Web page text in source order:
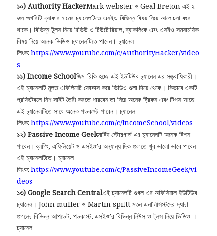
১০) Authority HackerMark webster ও Geal Breton এই ২
জন অথরিটি হ্যাকার নামের চ্যানেলটিতে এসইও বিভিন্ন বিষয় নিয়ে আলোচনা করে
থাকে। বিভিন্ন টুলস নিয়ে রিভিউ ও টিউটোরিয়াল, ব্যাকলিংক এবং এসইও সমসাময়িক
বিষয় নিয়ে অনেক ভিডিও চ্যানেলটিতে পাবেন। চ্যানেল
লিংক: https://www.youtube.com/c/AuthorityHacker/video
s
১১) Income Schoolজিম-রিকি হচ্ছে এই ইউটিউব চ্যানেল এর সত্ত্বাধিকারী।
এই চ্যানেলটি মূলত এফিলিয়েট ফোকাস করে ভিডিও গুলা দিয়ে থেকে। কিভাবে একটি
প্রফিটেবলে নিশ সাইট তৈরী করতে পারবেন তা নিয়ে অনেক ট্রিকস এবং টিপস আছে
এই চ্যানেলটিতে সাথে অনেক পডকাস্ট পাবেন। চ্যানেল
লিংক: https://www.youtube.com/c/IncomeSchool/videos
১২) Passive Income Geekমার্টিন স্টোরগার্ড এর চ্যানেলটি অনেক টিপস
পাবেন। ব্লগিং, এফিলিয়েট ও এসইও’র অন্যান্য দিক গুলাতে খুব ভালো ভাবে পাবেন
এই চ্যানেলটিতে। চ্যানেল
লিংক: https://www.youtube.com/c/PassiveIncomeGeek/vi
deos
১৩) Google Search Centralএই চ্যানেলটি গুগল এর অফিসিয়াল ইউটিউব
চ্যানেল। John muller ও Martin spiltt মতন এনালিসিস্টদের দ্ধারা
গুগলের বিভিন্ন আপডেট, পডকাস্ট, এসইও’র বিভিন্ন নিউস ও টুলস নিয়ে ভিডিও ।
চ্যানেল